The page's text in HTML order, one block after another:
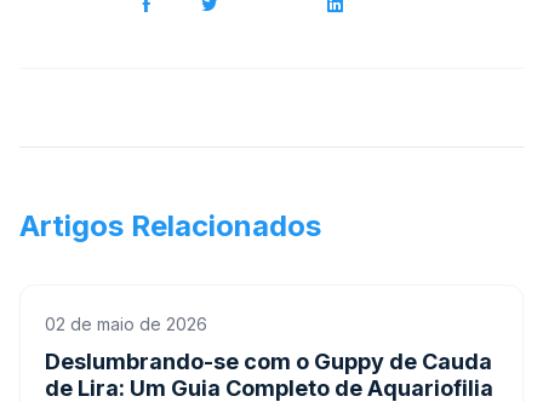
Artigos Relacionados
02 de maio de 2026
Deslumbrando-se com o Guppy de Cauda
de Lira: Um Guia Completo de Aquariofilia